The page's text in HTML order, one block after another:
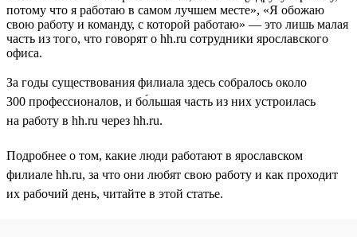
потому что я работаю в самом лучшем месте», «Я обожаю
свою работу и команду, с которой работаю» — это лишь малая
часть из того, что говорят о hh.ru сотрудники ярославского
офиса.
За годы существования филиала здесь собралось около
300 профессионалов, и бо́льшая часть из них устроилась
на работу в hh.ru через hh.ru.
Подробнее о том, какие люди работают в ярославском
филиале hh.ru, за что они любят свою работу и как проходит
их рабочий день, читайте в этой статье.